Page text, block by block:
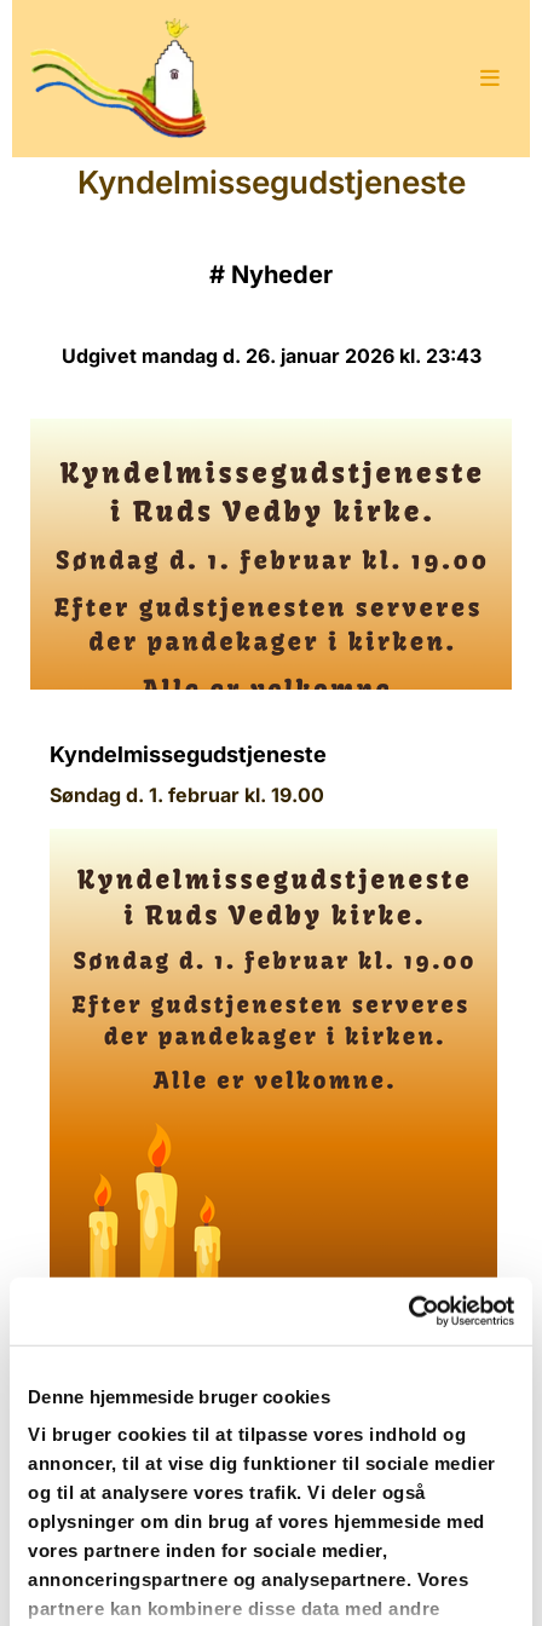
Denne hjemmeside bruger cookies
Vi bruger cookies til at tilpasse vores indhold og
annoncer, til at vise dig funktioner til sociale medier
og til at analysere vores trafik. Vi deler også
oplysninger om din brug af vores hjemmeside med
vores partnere inden for sociale medier,
annonceringspartnere og analysepartnere. Vores
partnere kan kombinere disse data med andre
Kyndelmissegudstjeneste
# Nyheder
Udgivet mandag d. 26. januar 2026 kl. 23:43
Kyndelmissegudstjeneste
Søndag d. 1. februar kl. 19.00